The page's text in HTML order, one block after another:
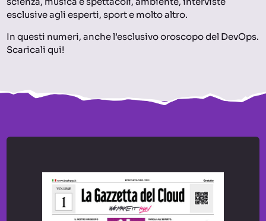
esclusive agli esperti, sport e molto altro.
In questi numeri, anche l’esclusivo oroscopo del DevOps.
Scaricali qui!